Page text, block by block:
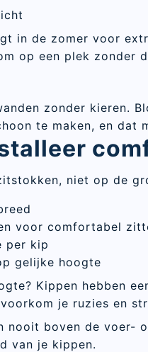
in de zomer voor
op een plek zonder
zonder kieren.
te maken, en dat
niet op de
voor comfortabel
per kip
gelijke hoogte
Kippen hebben
je ruzies en
nooit boven de voer-
van je kippen.